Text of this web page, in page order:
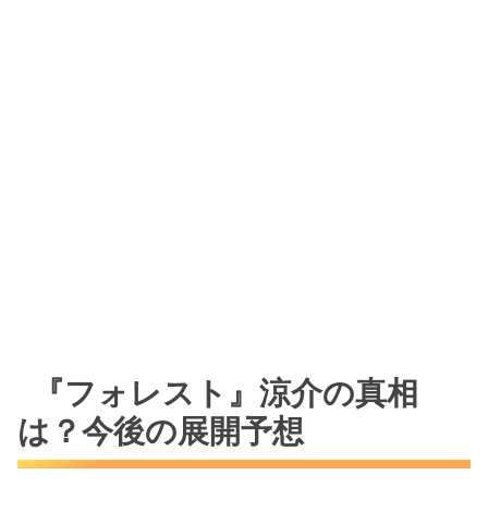
『フォレスト』涼介の真相
は？今後の展開予想